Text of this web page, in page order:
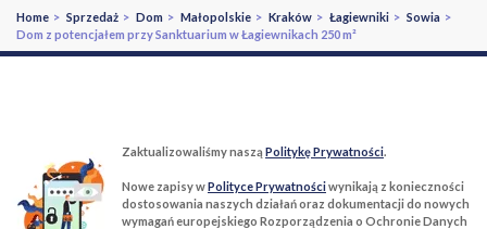
Home > Sprzedaż > Dom > Małopolskie > Kraków > Łagiewniki > Sowia >
Dom z potencjałem przy Sanktuarium w Łagiewnikach 250 m²
T:22 299 68 68M:biuro@tur-nieruchomosci.pl
Zaktualizowaliśmy naszą Politykę Prywatności.
Nowe zapisy wPolityce Prywatnościwynikają z konieczności
dostosowania naszych działań oraz dokumentacji do nowych
wymagań europejskiego Rozporządzenia o Ochronie Danych